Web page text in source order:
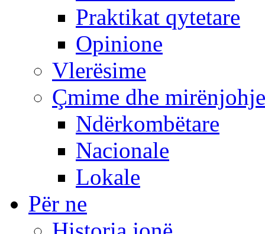
Praktikat qytetare
Opinione
Vlerësime
Çmime dhe mirënjohje
Ndërkombëtare
Nacionale
Lokale
Për ne